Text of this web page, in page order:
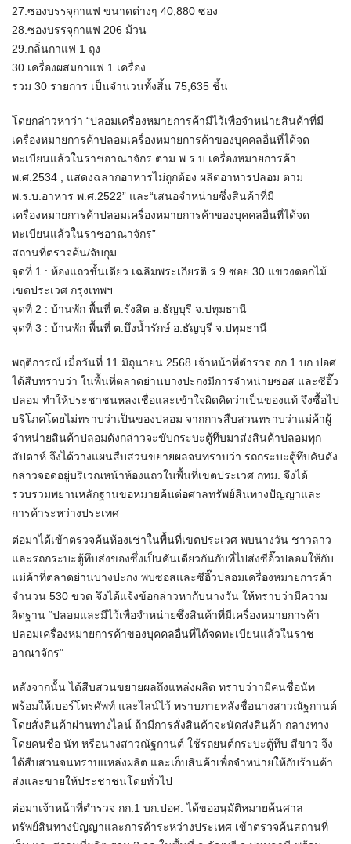
27.ซองบรรจุกาแฟ ขนาดต่างๆ 40,880 ซอง
28.ซองบรรจุกาแฟ 206 ม้วน
29.กลิ่นกาแฟ 1 ถุง
30.เครื่องผสมกาแฟ 1 เครื่อง
รวม 30 รายการ เป็นจำนวนทั้งสิ้น 75,635 ชิ้น
โดยกล่าวหาว่า “ปลอมเครื่องหมายการค้ามีไว้เพื่อจำหน่ายสินค้าที่มี
เครื่องหมายการค้าปลอมเครื่องหมายการค้าของบุคคลอื่นที่ได้จด
ทะเบียนแล้วในราชอาณาจักร ตาม พ.ร.บ.เครื่องหมายการค้า
พ.ศ.2534 , แสดงฉลากอาหารไม่ถูกต้อง ผลิตอาหารปลอม ตาม
พ.ร.บ.อาหาร พ.ศ.2522” และ“เสนอจำหน่ายซึ่งสินค้าที่มี
เครื่องหมายการค้าปลอมเครื่องหมายการค้าของบุคคลอื่นที่ได้จด
ทะเบียนแล้วในราชอาณาจักร”
สถานที่ตรวจค้น/จับกุม
จุดที่ 1 : ห้องแถวชั้นเดียว เฉลิมพระเกียรติ ร.9 ซอย 30 แขวงดอกไม้
เขตประเวศ กรุงเทพฯ
จุดที่ 2 : บ้านพัก พื้นที่ ต.รังสิต อ.ธัญบุรี จ.ปทุมธานี
จุดที่ 3 : บ้านพัก พื้นที่ ต.บึงน้ำรักษ์ อ.ธัญบุรี จ.ปทุมธานี
พฤติการณ์ เมื่อวันที่ 11 มิถุนายน 2568 เจ้าหน้าที่ตำรวจ กก.1 บก.ปอศ.
ได้สืบทราบว่า ในพื้นที่ตลาดย่านบางปะกงมีการจำหน่ายซอส และซีอิ๊ว
ปลอม ทำให้ประชาชนหลงเชื่อและเข้าใจผิดคิดว่าเป็นของแท้ จึงซื้อไป
บริโภคโดยไม่ทราบว่าเป็นของปลอม จากการสืบสวนทราบว่าแม่ค้าผู้
จำหน่ายสินค้าปลอมดังกล่าวจะขับกระบะตู้ทึบมาส่งสินค้าปลอมทุก
สัปดาห์ จึงได้วางแผนสืบสวนขยายผลจนทราบว่า รถกระบะตู้ทึบคันดัง
กล่าวจอดอยู่บริเวณหน้าห้องแถวในพื้นที่เขตประเวศ กทม. จึงได้
รวบรวมพยานหลักฐานขอหมายค้นต่อศาลทรัพย์สินทางปัญญาและ
การค้าระหว่างประเทศ
ต่อมาได้เข้าตรวจค้นห้องเช่าในพื้นที่เขตประเวศ พบนางวัน ชาวลาว
และรถกระบะตู้ทึบส่งของซึ่งเป็นคันเดียวกันกับที่ไปส่งซีอิ๊วปลอมให้กับ
แม่ค้าที่ตลาดย่านบางปะกง พบซอสและซีอิ๊วปลอมเครื่องหมายการค้า
จำนวน 530 ขวด จึงได้แจ้งข้อกล่าวหากับนางวัน ให้ทราบว่ามีความ
ผิดฐาน “ปลอมและมีไว้เพื่อจำหน่ายซึ่งสินค้าที่มีเครื่องหมายการค้า
ปลอมเครื่องหมายการค้าของบุคคลอื่นที่ได้จดทะเบียนแล้วในราช
อาณาจักร”
หลังจากนั้น ได้สืบสวนขยายผลถึงแหล่งผลิต ทราบว่าามีคนชื่อนัท
พร้อมให้เบอร์โทรศัพท์ และไลน์ไว้ ทราบภายหลังชื่อนางสาวณัฐกานต์
โดยสั่งสินค้าผ่านทางไลน์ ถ้ามีการสั่งสินค้าจะนัดส่งสินค้า กลางทาง
โดยคนชื่อ นัท หรือนางสาวณัฐกานต์ ใช้รถยนต์กระบะตู้ทึบ สีขาว จึง
ได้สืบสวนจนทราบแหล่งผลิต และเก็บสินค้าเพื่อจำหน่ายให้กับร้านค้า
ส่งและขายให้ประชาชนโดยทั่วไป
ต่อมาเจ้าหน้าที่ตำรวจ กก.1 บก.ปอศ. ได้ขออนุมัติหมายค้นศาล
ทรัพย์สินทางปัญญาและการค้าระหว่างประเทศ เข้าตรวจค้นสถานที่